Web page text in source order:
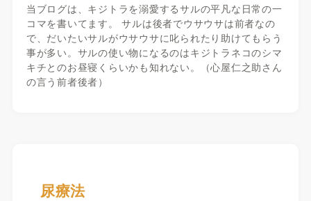
当ブログは、キジトラを溺愛するサルの平凡な日常の一
コマを書いてます。 サルは後者でウサウサは前者なの
で、だいたいサルがウサウサに叱られたり助けてもらう
事が多い。サルの使い物になるのはキジトラネコのシマ
キチとのお昼寝くらいかも知れない。（心屋仁之助さん
の言う前者後者）
尿療法